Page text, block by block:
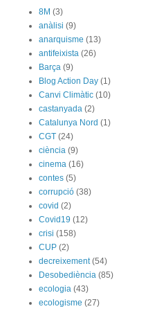
8M (3)
anàlisi (9)
anarquisme (13)
antifeixista (26)
Barça (9)
Blog Action Day (1)
Canvi Climàtic (10)
castanyada (2)
Catalunya Nord (1)
CGT (24)
ciència (9)
cinema (16)
contes (5)
corrupció (38)
covid (2)
Covid19 (12)
crisi (158)
CUP (2)
decreixement (54)
Desobediència (85)
ecologia (43)
ecologisme (27)